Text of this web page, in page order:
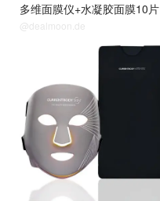
多维面膜仪+水凝胶面膜10片
@dealmoon.de